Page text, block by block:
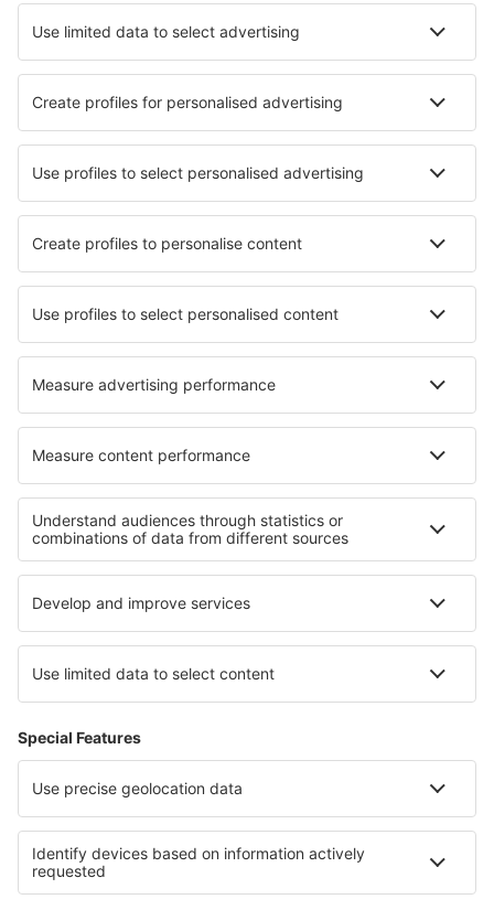
Cazare în Malaga Cazare în Marbella
Cazare în Soller Cazare în Pollenca
Cele mai bune locuri de cazare - orașe
Cazare în Cabreúva Cazare în Gniezno
Cazare în Biancavilla Cazare Pantano Redondo
Cazare în Montecarotto Cazare în Wirges
Cele mai bune locuri de cazare - regiuni
Cazare in Mallorca Cazare in Insulele Canare
Cazare in Provincia Madrid Cazare in Ibiza
Cazare în Costa Adeje Cazare în Milos
Cazare în Cartagena Cazare in Tirol